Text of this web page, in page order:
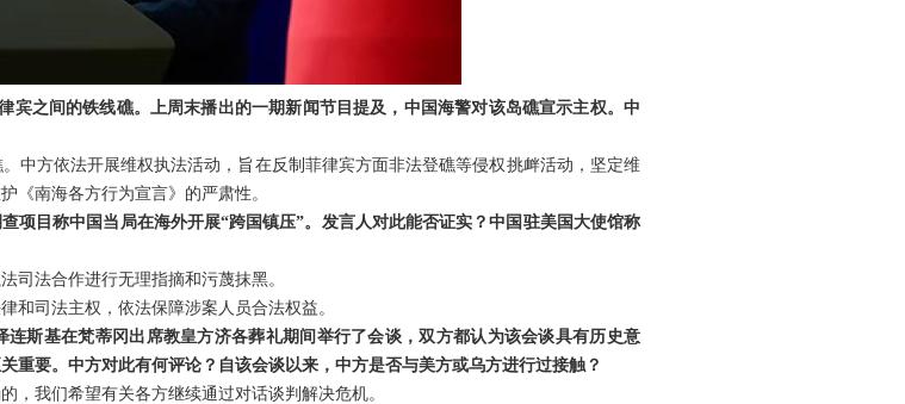
宾之间的铁线礁。上周末播出的一期新闻节目提及，中国海警对该岛礁宣示主权。中
中方依法开展维权执法活动，旨在反制菲律宾方面非法登礁等侵权挑衅活动，坚定维
《南海各方行为宣言》的严肃性。
项目称中国当局在海外开展“跨国镇压”。发言人对此能否证实？中国驻美国大使馆称
司法合作进行无理指摘和污蔑抹黑。
和司法主权，依法保障涉案人员合法权益。
斯基在梵蒂冈出席教皇方济各葬礼期间举行了会谈，双方都认为该会谈具有历史意
重要。中方对此有何评论？自该会谈以来，中方是否与美方或乌方进行过接触？
，我们希望有关各方继续通过对话谈判解决危机。